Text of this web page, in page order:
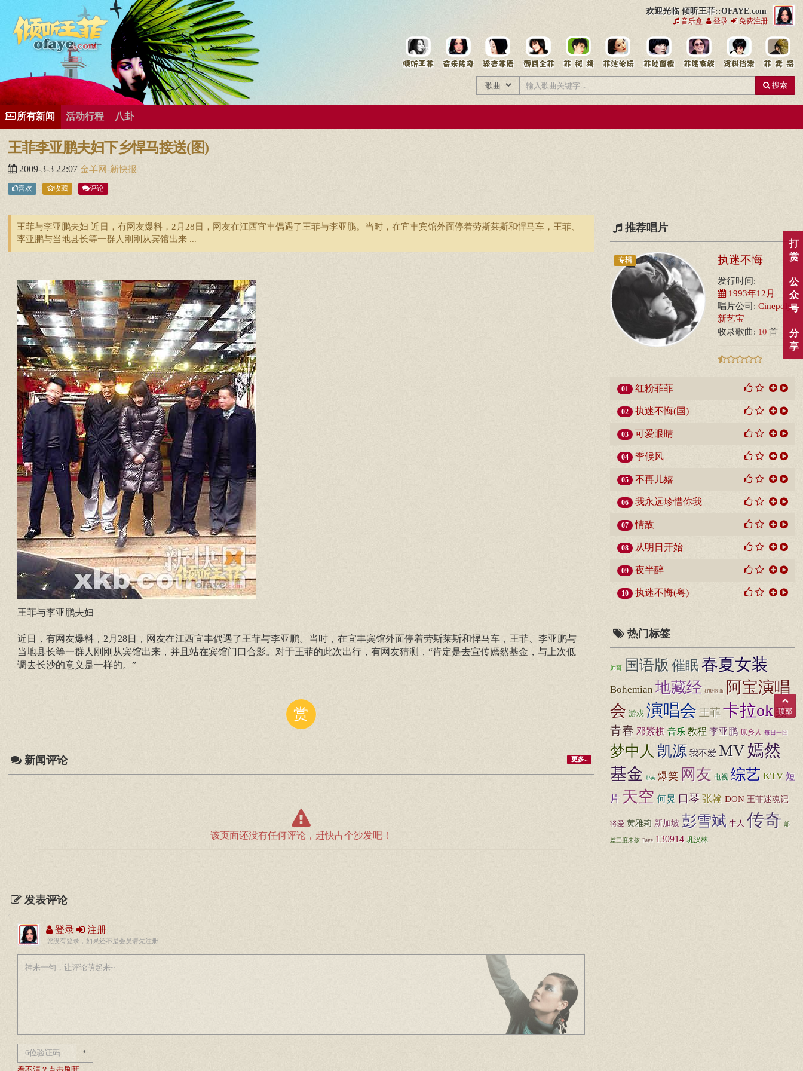
欢迎光临 倾听王菲::OFAYE.com
音乐盒 登录 免费注册
有歌曲专辑
王菲新闻王菲的精美图片王菲精彩视频王菲论坛给王菲留言用户中心王菲资料档案
搜索
所有新闻 活动行程 八卦
王菲李亚鹏夫妇下乡悍马接送(图)
2009-3-3 22:07 金羊网-新快报
喜欢 收藏 评论
王菲与李亚鹏夫妇 近日，有网友爆料，2月28日，网友在江西宜丰偶遇了王菲与李亚鹏。当时，在宜丰宾馆外面停着劳斯莱斯和悍马车，王菲、
李亚鹏与当地县长等一群人刚刚从宾馆出来 ...
王菲与李亚鹏夫妇
近日，有网友爆料，2月28日，网友在江西宜丰偶遇了王菲与李亚鹏。当时，在宜丰宾馆外面停着劳斯莱斯和悍马车，王菲、李亚鹏与
当地县长等一群人刚刚从宾馆出来，并且站在宾馆门口合影。对于王菲的此次出行，有网友猜测，“肯定是去宣传嫣然基金，与上次低
调去长沙的意义是一样的。”
赏
新闻评论 更多..
该页面还没有任何评论，赶快占个沙发吧！
发表评论
登录 注册
您没有登录，如果还不是会员请先注册
*
推荐唱片
专辑 执迷不悔
发行时间:
1993年12月
唱片公司: Cinepoly
新艺宝
收录歌曲: 10 首
01 红粉菲菲
02 执迷不悔(国)
03 可爱眼睛
04 季候风
05 不再儿嬉
06 我永远珍惜你我
07 情敌
08 从明日开始
09 夜半醉
10 执迷不悔(粤)
热门标签
帅哥 国语版 催眠春夏女装
Bohemian 地藏经 好听歌曲
阿宝演唱
会 游戏 演唱会 王菲 卡拉ok 致
青春 邓紫棋 音乐 教程 李亚鹏 原乡人 每日一囧
梦中人 凯源 我不爱 MV嫣然
基金 那英 爆笑 网友 电视 综艺 KTV 短
片 天空 何炅 口琴 张翰 DON 王菲迷魂记
将爱 黄雅莉 新加坡 彭雪斌 牛人 传奇 邮
差三度来按 Faye 130914 巩汉林
打
赏
公
众
号
分
享
顶部